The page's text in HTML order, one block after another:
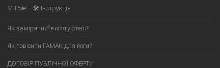
M-Pole – 🛠 Інструкція
Як заміряти📏висоту стелі?
Як повісити ГАМАК для йоги?
ДОГОВІР ПУБЛІЧНОЇ ОФЕРТИ